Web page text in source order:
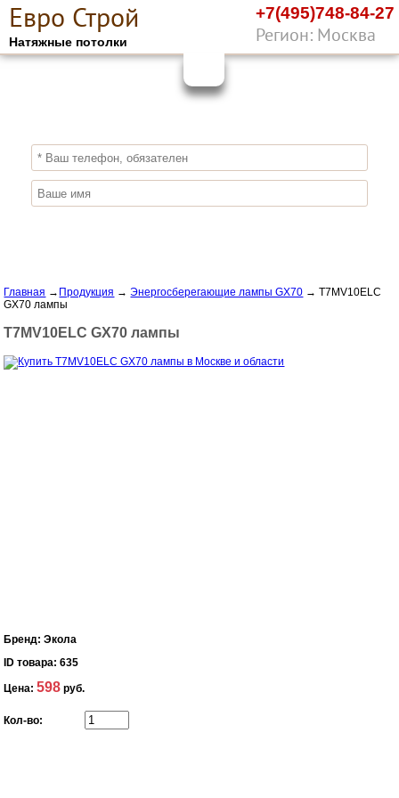
Евро Строй
Натяжные потолки
+7(495)748-84-27
Регион: Москва
ПОЛУЧИ СКИДКУ10%
Главная → Продукция →Энергосберегающие лампы GX70 →T7MV10ELC
GX70 лампы
T7MV10ELC GX70 лампы
Бренд: Экола
ID товара: 635
Цена:598 руб.
Кол-во: